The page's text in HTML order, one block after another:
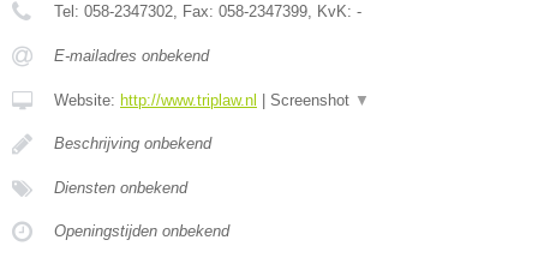
Tel: 058-2347302 , Fax: 058-2347399 , KvK: -
E-mailadres onbekend
Website: http://www.triplaw.nl Screenshot ▼
Beschrijving onbekend
Diensten onbekend
Openingstijden onbekend